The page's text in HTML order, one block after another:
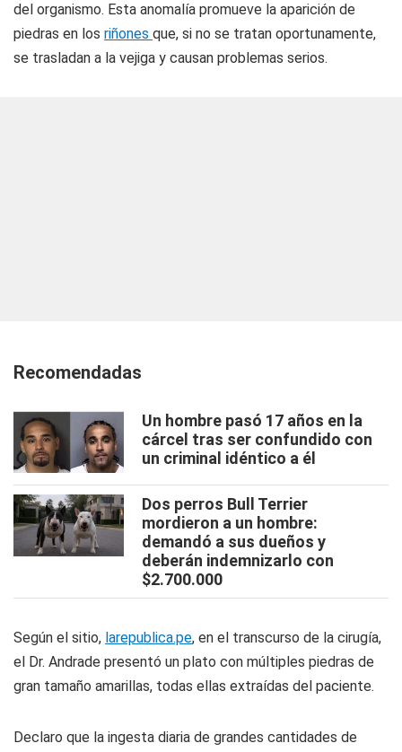
del organismo. Esta anomalía promueve la aparición de
piedras en los riñones que, si no se tratan oportunamente,
se trasladan a la vejiga y causan problemas serios.
Recomendadas
Un hombre pasó 17 años en la
cárcel tras ser confundido con
un criminal idéntico a él
Dos perros Bull Terrier
mordieron a un hombre:
demandó a sus dueños y
deberán indemnizarlo con
$2.700.000
Según el sitio, larepublica.pe, en el transcurso de la cirugía,
el Dr. Andrade presentó un plato con múltiples piedras de
gran tamaño amarillas, todas ellas extraídas del paciente.
Declaro que la ingesta diaria de grandes cantidades de